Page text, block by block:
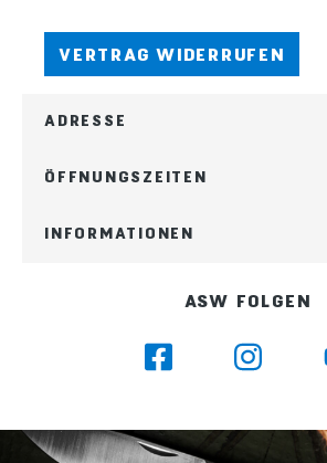
VERTRAG WIDERRUFEN
ADRESSE
ÖFFNUNGSZEITEN
INFORMATIONEN
ASW FOLGEN